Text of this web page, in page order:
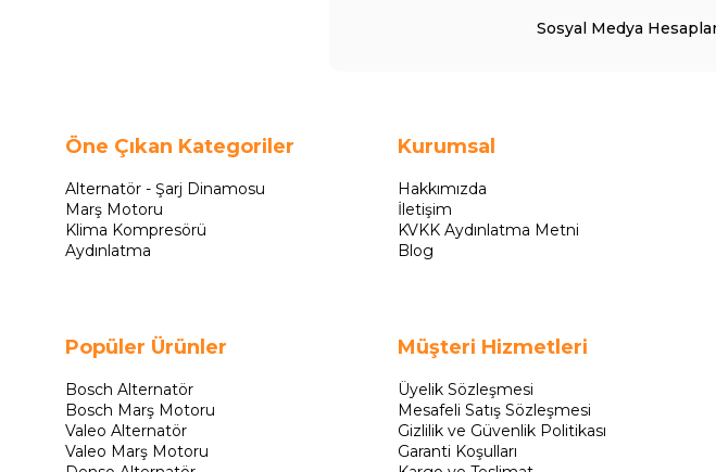
Sosyal Medya
Öne Çıkan Kategoriler
Alternatör - Şarj Dinamosu
Marş Motoru
Klima Kompresörü
Aydınlatma
Popüler Ürünler
Bosch Alternatör
Bosch Marş Motoru
Valeo Alternatör
Valeo Marş Motoru
Kurumsal
Hakkımızda
İletişim
KVKK Aydınlatma Metni
Blog
Müşteri Hizmetleri
Üyelik Sözleşmesi
Mesafeli Satış Sözleşmesi
Gizlilik ve Güvenlik Politikası
Garanti Koşulları